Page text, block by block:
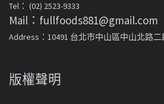
Tel： (02) 2523-9333
Mail：fullfoods881@gmail.com
Address：10491 台北市中山區中山北路二
版權聲明